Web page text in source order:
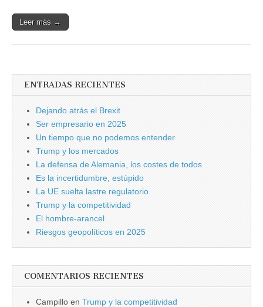
Leer más →
ENTRADAS RECIENTES
Dejando atrás el Brexit
Ser empresario en 2025
Un tiempo que no podemos entender
Trump y los mercados
La defensa de Alemania, los costes de todos
Es la incertidumbre, estúpido
La UE suelta lastre regulatorio
Trump y la competitividad
El hombre-arancel
Riesgos geopolíticos en 2025
COMENTARIOS RECIENTES
Campillo en Trump y la competitividad